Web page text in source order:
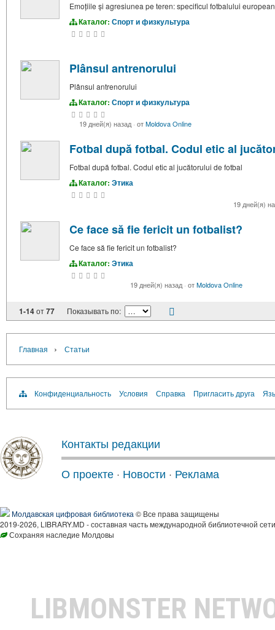
Emoțiile și agresiunea pe teren: specificul fotbalului
Каталог: Спорт и физкультура
Plânsul antrenorului
Plânsul antrenorului
Каталог: Спорт и физкультура
19 дней(я) назад · отMoldova Online
Fotbal după fotbal. Codul etic al
Fotbal după fotbal. Codul etic al jucătorului de fotbal
Каталог: Этика
19 дней(я)
Ce face să fie fericit un fotbalist?
Ce face să fie fericit un fotbalist?
Каталог: Этика
19 дней(я) назад · отMoldova Online
1-14от77 Показывать по:
Главная › Статьи
Конфиденциальность Условия Справка Пригласить друга
Контакты редакции
О проекте · Новости · Реклама
Молдавская цифровая библиотека © Все права защищены
2019-2026, LIBRARY.MD - составная часть международной библиотечной
Сохраняя наследие Молдовы
LIBMONSTER